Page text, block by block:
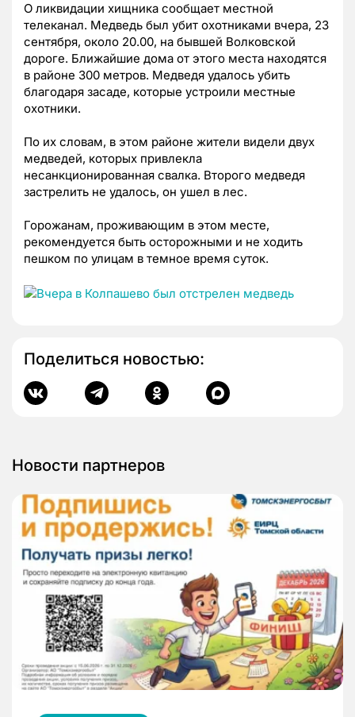
О ликвидации хищника сообщает местной
телеканал. Медведь был убит охотниками вчера, 23
сентября, около 20.00, на бывшей Волковской
дороге. Ближайшие дома от этого места находятся
в районе 300 метров. Медведя удалось убить
благодаря засаде, которые устроили местные
охотники.
По их словам, в этом районе жители видели двух
медведей, которых привлекла
несанкционированная свалка. Второго медведя
застрелить не удалось, он ушел в лес.
Горожанам, проживающим в этом месте,
рекомендуется быть осторожными и не ходить
пешком по улицам в темное время суток.
Поделиться новостью:
Новости партнеров